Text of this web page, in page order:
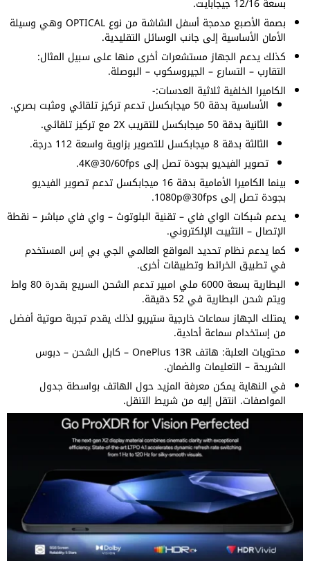
بصمة الأصبع مدمجة أسفل الشاشة من نوع OPTICAL وهي وسيلة
الأمان الأساسية إلى جانب الوسائل التقليدية.
كذلك يدعم الجهاز مستشعرات أخرى منها على سبيل المثال:
التقارب – التسارع – الجيروسكوب – البوصلة.
الكاميرا الخلفية ثلاثية العدسات:-
الأساسية بدقة 50 ميجابكسل تدعم تركيز تلقائي ومثبت بصري.
الثانية بدقة 50 ميجابكسل للتقريب 2X مع تركيز تلقائي.
الثالثة بدقة 8 ميجابكسل للتصوير بزاوية واسعة 112 درجة.
تصوير الفيديو بجودة تصل إلى 4K@30/60fps.
بينما الكاميرا الأمامية بدقة 16 ميجابكسل تدعم تصوير الفيديو
بجودة تصل إلى 1080p@30fps.
يدعم شبكات الواي فاي – تقنية البلوتوث – واي فاي مباشر – نقطة
الإتصال – التثبيت الإلكتروني.
كما يدعم نظام تحديد المواقع العالمي الجي بي إس المستخدم
في تطبيق الخرائط وتطبيقات أخرى.
البطارية بسعة 6000 ملي امبير تدعم الشحن السريع بقدرة 80 واط
ويتم شحن البطارية في 52 دقيقة.
يمتلك الجهاز سماعات خارجية ستيريو لذلك يقدم تجربة صوتية أفضل
من إستخدام سماعة أحادية.
محتويات العلبة: هاتف OnePlus 13R – كابل الشحن – دبوس
الشريحة – التعليمات والضمان.
في النهاية يمكن معرفة المزيد حول الهاتف بواسطة جدول
المواصفات. انتقل إليه من شريط التنقل.